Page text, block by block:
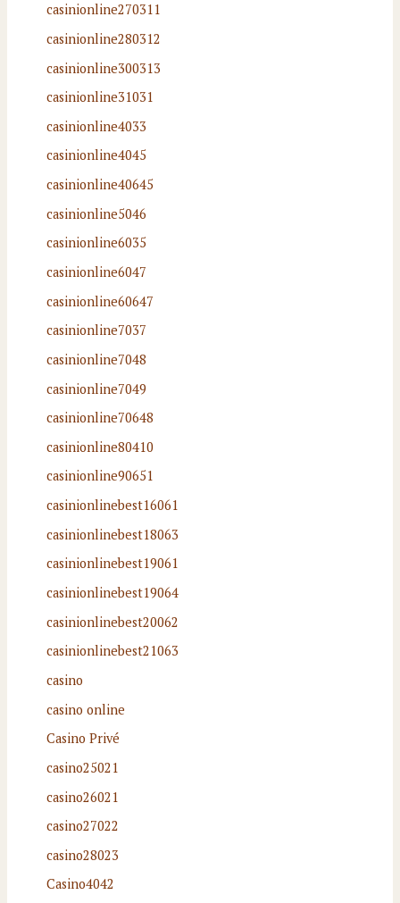
casinionline270311
casinionline280312
casinionline300313
casinionline31031
casinionline4033
casinionline4045
casinionline40645
casinionline5046
casinionline6035
casinionline6047
casinionline60647
casinionline7037
casinionline7048
casinionline7049
casinionline70648
casinionline80410
casinionline90651
casinionlinebest16061
casinionlinebest18063
casinionlinebest19061
casinionlinebest19064
casinionlinebest20062
casinionlinebest21063
casino
casino online
Casino Privé
casino25021
casino26021
casino27022
casino28023
Casino4042